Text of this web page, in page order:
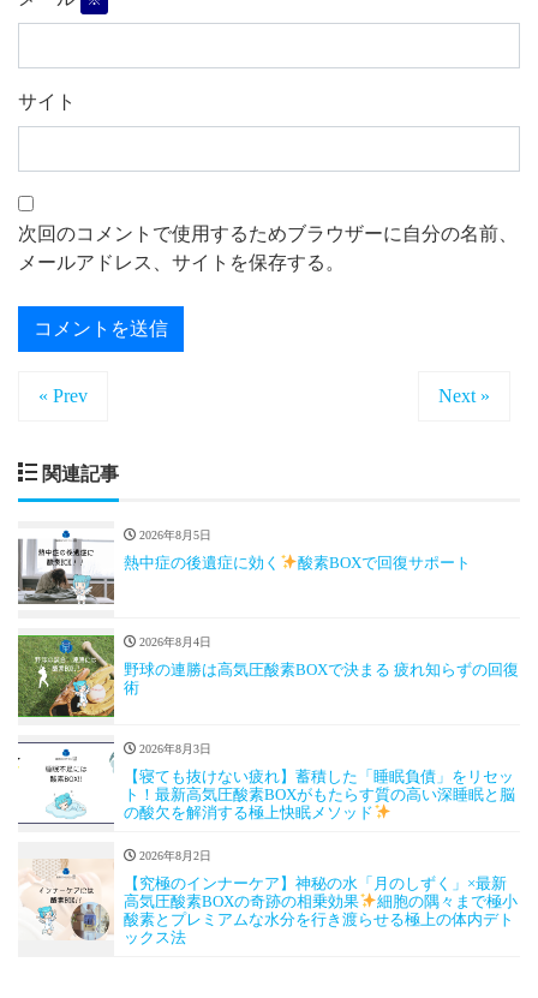
サイト
次回のコメントで使用するためブラウザーに自分の名前、
メールアドレス、サイトを保存する。
« Prev Next »
関連記事
2026年8月5日
熱中症の後遺症に効く 酸素BOXで回復サポート
2026年8月4日
野球の連勝は高気圧酸素BOXで決まる 疲れ知らずの回復
術
2026年8月3日
【寝ても抜けない疲れ】蓄積した「睡眠負債」をリセッ
ト！最新高気圧酸素BOXがもたらす質の高い深睡眠と脳
の酸欠を解消する極上快眠メソッド
2026年8月2日
【究極のインナーケア】神秘の水「月のしずく」×最新
高気圧酸素BOXの奇跡の相乗効果
細胞の隅々まで極小
酸素とプレミアムな水分を行き渡らせる極上の体内デト
ックス法